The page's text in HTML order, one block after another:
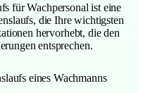
für Wachpersonal ist eine
die Ihre wichtigsten
hervorhebt, die den
entsprechen.